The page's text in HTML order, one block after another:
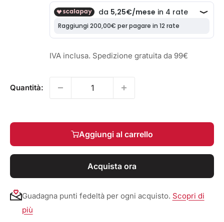
IVA inclusa. Spedizione gratuita da 99€
Quantità:
Aggiungi al carrello
Acquista ora
Guadagna punti fedeltà per ogni acquisto. Scopri di
più